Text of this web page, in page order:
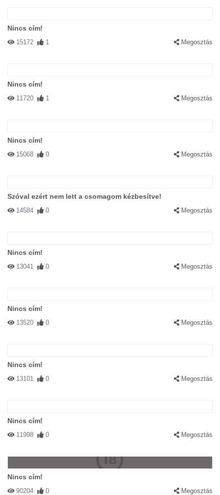
Nincs cím!
15172 1 Megosztás
Nincs cím!
11720 1 Megosztás
Nincs cím!
15068 0 Megosztás
Szóval ezért nem lett a csomagom kézbesítve!
14584 0 Megosztás
Nincs cím!
13041 0 Megosztás
Nincs cím!
13520 0 Megosztás
Nincs cím!
13101 0 Megosztás
Nincs cím!
11998 0 Megosztás
Nincs cím!
90204 0 Megosztás